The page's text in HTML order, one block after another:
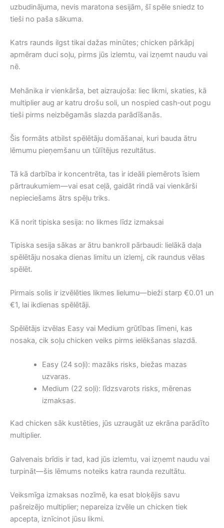
uzbudinājuma, nevis maratona sesijām, šī spēle sniedz to
tieši no paša sākuma.
Katrs raunds ilgst tikai dažas minūtes; chicken pārkāpj
apmēram duci soļu, pirms jūs izlemtu, vai izņemt naudu vai
nē.
Mehānika ir vienkārša, bet aizraujoša: liec likmi, skaties, kā
multiplier aug ar katru drošu soli, un nospied cash‑out pogu
tieši pirms neizbēgamās slazda parādīšanās.
Šis formāts atbilst spēlētāju domāšanai, kuri bauda ātru
lēmumu pieņemšanu un tūlītējus rezultātus.
Tā kā darbība ir koncentrēta, tas ir ideāli piemērots īsiem
pārtraukumiem—vai esat ceļā, gaidāt rindā vai vienkārši
nepieciešams ātrs spēļu triks.
Kā norit tipiska sesija: no likmes līdz izmaksai
Tipiska sesija sākas ar ātru bankroll pārbaudi: lielākā daļa
spēlētāju nosaka dienas limitu un izlemj, cik raundus vēlas
spēlēt.
Pirmais solis ir izvēlēties likmes lielumu—bieži starp €0.01 un
€1, lai ikdienas spēlētāji.
Spēlētājs izvēlas Easy vai Medium grūtības līmeni, kas
nosaka, cik soļu chicken veiks pirms ielēkšanas slazdā.
Easy (24 soļi): mazāks risks, biežas mazas
uzvaras.
Medium (22 soļi): līdzsvarots risks, mērenas
izmaksas.
Kad chicken sāk kustēties, jūs uzraugāt uz ekrāna parādīto
multiplier.
Galvenais brīdis ir tad, kad jūs izlemtu, vai izņemt naudu vai
turpināt—šis lēmums noteiks katra raunda rezultātu.
Veiksmīga izmaksas nozīmē, ka esat bloķējis savu
pašreizējo multiplier; nepareiza izvēle un chicken tiek
apcepta, iznīcinot jūsu likmi.